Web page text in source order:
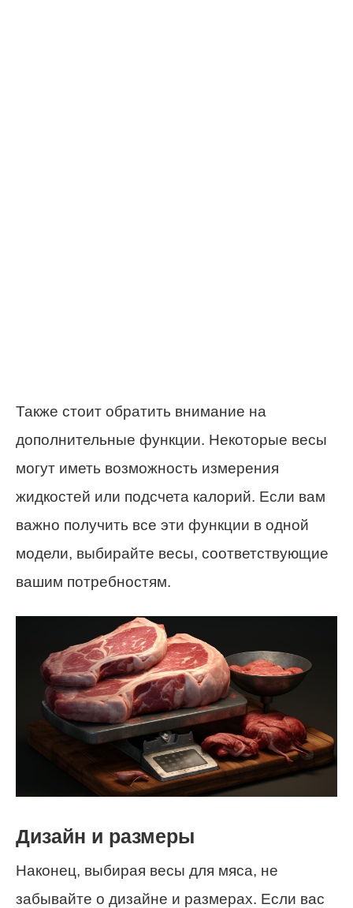
Также стоит обратить внимание на
дополнительные функции. Некоторые весы
могут иметь возможность измерения
жидкостей или подсчета калорий. Если вам
важно получить все эти функции в одной
модели, выбирайте весы, соответствующие
вашим потребностям.
Дизайн и размеры
Наконец, выбирая весы для мяса, не
забывайте о дизайне и размерах. Если вас